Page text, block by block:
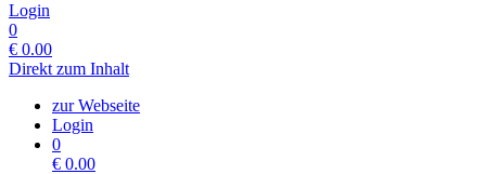
Login
0
€ 0.00
Direkt zum Inhalt
zur Webseite
Login
0
€ 0.00